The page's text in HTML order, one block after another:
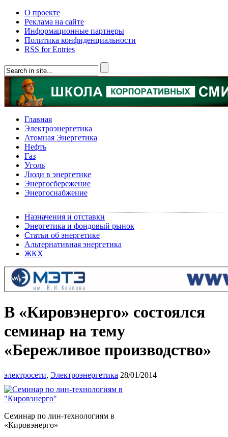
О проекте
Реклама на сайте
Информационные партнеры
Политика конфиденциальности
RSS for Entries
Главная
Электроэнергетика
Атомная Энергетика
Нефть
Газ
Уголь
Люди в энергетике
Энергосбережение
Энергоснабжение
Назначения и отставки
Энергетика и фондовый рынок
Статьи об энергетике
Альтернативная энергетика
ЖКХ
В «Кировэнерго» состоялся
семинар на тему
«Бережливое производство»
электросети, Электроэнергетика 28/01/2014
Семинар по лин-технологиям в
«Кировэнерго»